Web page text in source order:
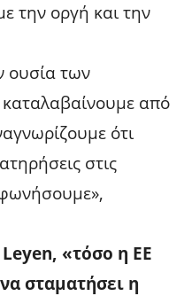
την οργή και την
ουσία των
από
ότι
στις
«τόσο η ΕΕ
σταματήσει η